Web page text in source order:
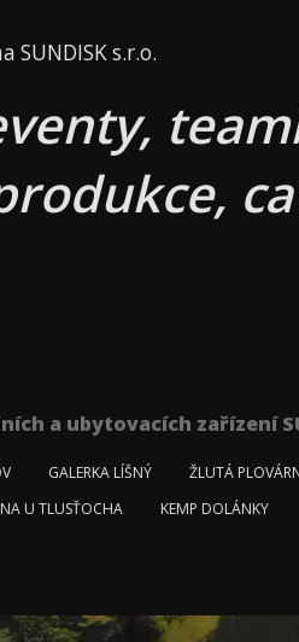
SUNDISK s.r.o.
a ubytovacích zařízení
GALERKA LÍŠNÝ ŽLUTÁ
U TLUSŤOCHA KEMP DOLÁNKY